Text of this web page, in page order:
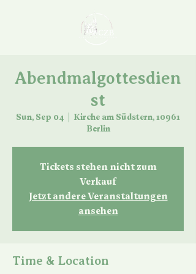
Abendmalgottesdien
st
Sun, Sep 04
Kirche am Südstern, 10961
Berlin
Tickets stehen nicht zum
Verkauf
Jetzt andere Veranstaltungen
ansehen
Time & Location